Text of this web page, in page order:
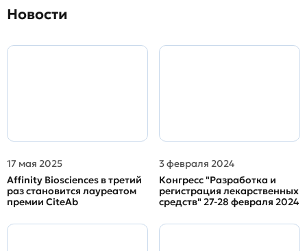
Новости
17 мая 2025
Affinity Biosciences в третий
раз становится лауреатом
премии CiteAb
3 февраля 2024
Конгресс "Разработка и
регистрация лекарственных
средств" 27-28 февраля 2024